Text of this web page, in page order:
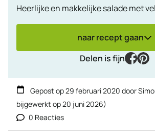
Heerlijke en makkelijke salade met
naar recept gaan
Delen is fijn
Gepost op29 februari 2020 door
bijgewerkt op20 juni 2026)
0 Reacties